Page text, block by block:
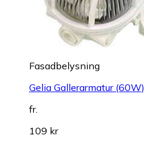
Fasadbelysning
Gelia Gallerarmatur (60W)
fr.
109 kr